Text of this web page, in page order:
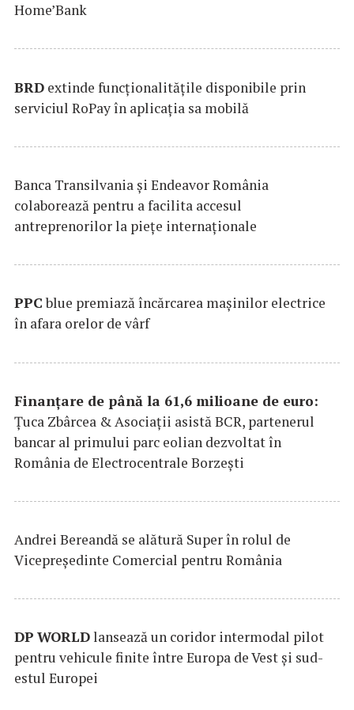
Home’Bank
BRD extinde funcţionalităţile disponibile prin
serviciul RoPay în aplicaţia sa mobilă
Banca Transilvania şi Endeavor România
colaborează pentru a facilita accesul
antreprenorilor la pieţe internaţionale
PPCblue premiază încărcarea maşinilor electrice
în afara orelor de vârf
Finanțare de până la 61,6 milioane de euro:
Țuca Zbârcea & Asociații asistă BCR, partenerul
bancar al primului parc eolian dezvoltat în
România de Electrocentrale Borzești
Andrei Bereandă se alătură Super în rolul de
Vicepreședinte Comercial pentru România
DP WORLDlansează un coridor intermodal pilot
pentru vehicule finite între Europa de Vest și sud-
estul Europei